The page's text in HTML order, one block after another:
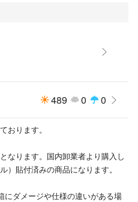
489 0 0
おります。
なります。国内卸業者より購入し
）貼付済みの商品になります。
ダメージや仕様の違いがある場